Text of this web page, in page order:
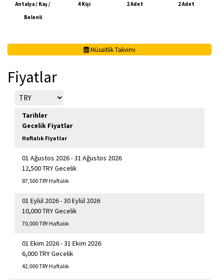
Antalya / Kaş /
Belenli
4 Kişi
2 Adet
2 Adet
Müsaitlik Takvimi
Fiyatlar
Tarihler
Gecelik Fiyatlar
Haftalık Fiyatlar
01 Ağustos 2026 - 31 Ağustos 2026
12,500 TRY Gecelik
87,500 TRY Haftalık
01 Eylül 2026 - 30 Eylül 2026
10,000 TRY Gecelik
70,000 TRY Haftalık
01 Ekim 2026 - 31 Ekim 2026
6,000 TRY Gecelik
42,000 TRY Haftalık